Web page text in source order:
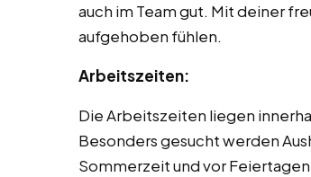
auch im Team gut. Mit deiner
aufgehoben fühlen.
Arbeitszeiten:
Die Arbeitszeiten liegen
Besonders gesucht werden
Sommerzeit und vor